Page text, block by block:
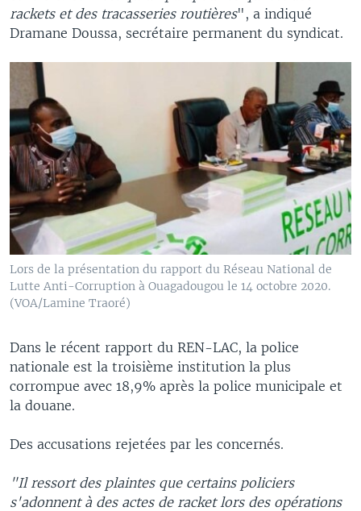
rackets et des tracasseries routières", a indiqué
Dramane Doussa, secrétaire permanent du syndicat.
Lors de la présentation du rapport du Réseau National de
Lutte Anti-Corruption à Ouagadougou le 14 octobre 2020.
(VOA/Lamine Traoré)
Dans le récent rapport du REN-LAC, la police
nationale est la troisième institution la plus
corrompue avec 18,9% après la police municipale et
la douane.
Des accusations rejetées par les concernés.
"Il ressort des plaintes que certains policiers
s'adonnent à des actes de racket lors des opérations